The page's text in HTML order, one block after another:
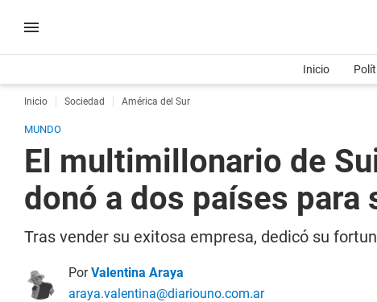
Inicio
Inicio Sociedad América del Sur
MUNDO
El multimillonario de
donó a dos países para
Tras vender su exitosa empresa, dedicó su
PorValentina Araya
araya.valentina@diariouno.com.ar